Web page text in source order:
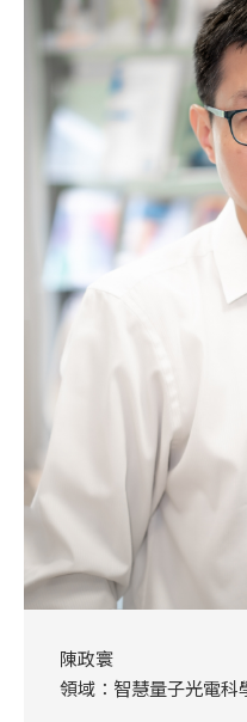
陳政寰
領域：智慧量子光電科